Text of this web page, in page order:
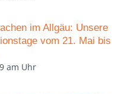
im Allgäu: Unsere
vom 21. Mai bis
am Uhr